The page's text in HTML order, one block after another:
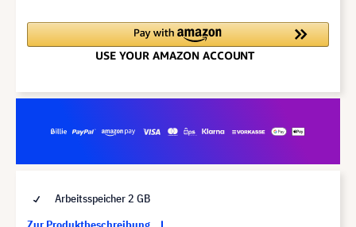
Arbeitsspeicher 2 GB